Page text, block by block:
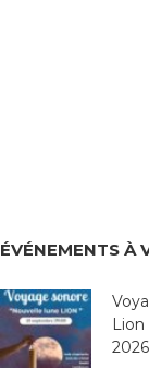
ÉVÉNEMENTS À
2026